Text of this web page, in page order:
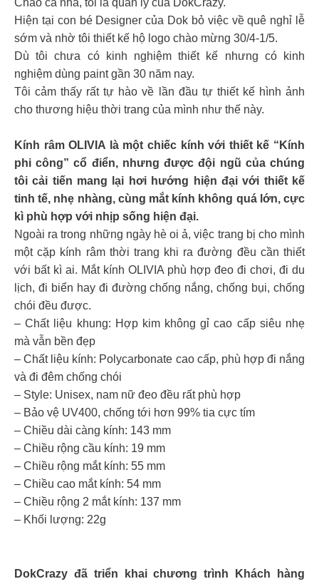
Hiện tại con bé Designer của Dok bỏ việc về quê nghỉ lễ
sớm và nhờ tôi thiết kế hộ logo chào mừng 30/4-1/5.
Dù tôi chưa có kinh nghiệm thiết kế nhưng có kinh
nghiệm dùng paint gần 30 năm nay.
Tôi cảm thấy rất tự hào về lần đầu tự thiết kế hình ảnh
cho thương hiệu thời trang của mình như thế này.
Kính râm OLIVIA là một chiếc kính với thiết kế “Kính
phi công” cổ điển, nhưng được đội ngũ của chúng
tôi cải tiến mang lại hơi hướng hiện đại với thiết kế
tinh tế, nhẹ nhàng, cùng mắt kính không quá lớn, cực
kì phù hợp với nhịp sống hiện đại.
Ngoài ra trong những ngày hè oi ả, việc trang bị cho mình
một cặp kính râm thời trang khi ra đường đều cần thiết
với bất kì ai. Mắt kính OLIVIA phù hợp đeo đi chơi, đi du
lịch, đi biển hay đi đường chống nắng, chống bụi, chống
chói đều được.
– Chất liệu khung: Hợp kim không gỉ cao cấp siêu nhẹ
mà vẫn bền đẹp
– Chất liệu kính: Polycarbonate cao cấp, phù hợp đi nắng
và đi đêm chống chói
– Style: Unisex, nam nữ đeo đều rất phù hợp
– Bảo vệ UV400, chống tới hơn 99% tia cực tím
– Chiều dài càng kính: 143 mm
– Chiều rộng cầu kính: 19 mm
– Chiều rộng mắt kính: 55 mm
– Chiều cao mắt kính: 54 mm
– Chiều rộng 2 mắt kính: 137 mm
– Khối lượng: 22g
DokCrazy đã triển khai chương trình Khách hàng